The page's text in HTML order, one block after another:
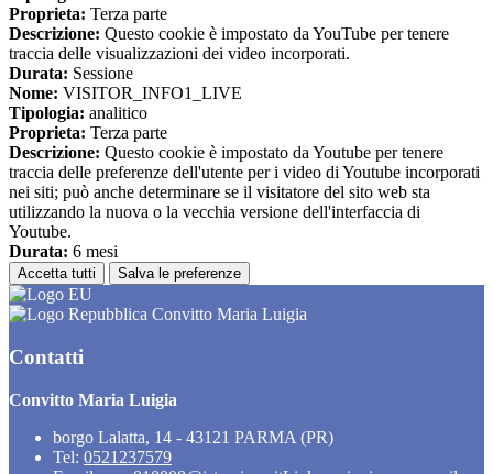
Proprieta: Terza parte
Descrizione: Questo cookie è impostato da YouTube per tenere
traccia delle visualizzazioni dei video incorporati.
Durata: Sessione
Nome: VISITOR_INFO1_LIVE
Tipologia: analitico
Proprieta: Terza parte
Descrizione: Questo cookie è impostato da Youtube per tenere
traccia delle preferenze dell'utente per i video di Youtube incorporati
nei siti; può anche determinare se il visitatore del sito web sta
utilizzando la nuova o la vecchia versione dell'interfaccia di
Youtube.
Durata: 6 mesi
Accetta tutti Salva le preferenze
Convitto Maria Luigia
Contatti
Convitto Maria Luigia
borgo Lalatta, 14 - 43121 PARMA (PR)
Tel: 0521237579